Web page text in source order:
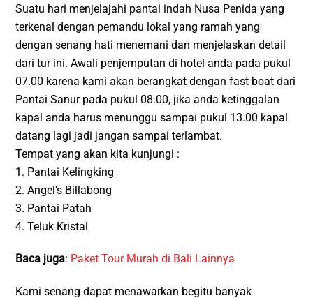
Suatu hari menjelajahi pantai indah Nusa Penida yang
terkenal dengan pemandu lokal yang ramah yang
dengan senang hati menemani dan menjelaskan detail
dari tur ini. Awali penjemputan di hotel anda pada pukul
07.00 karena kami akan berangkat dengan fast boat dari
Pantai Sanur pada pukul 08.00, jika anda ketinggalan
kapal anda harus menunggu sampai pukul 13.00 kapal
datang lagi jadi jangan sampai terlambat.
Tempat yang akan kita kunjungi :
1. Pantai Kelingking
2. Angel’s Billabong
3. Pantai Patah
4. Teluk Kristal
Baca juga: Paket Tour Murah di Bali Lainnya
Kami senang dapat menawarkan begitu banyak